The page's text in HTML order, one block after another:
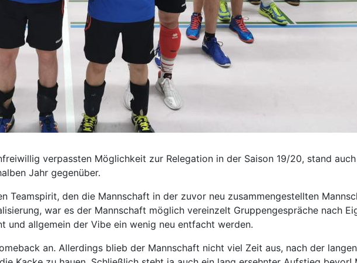
verpassten Möglichkeit zur Relegation in der Saison 19/20, stand
Jahr gegenüber.
Teamspirit, den die Mannschaft in der zuvor neu zusammengestellten
war es der Mannschaft möglich vereinzelt Gruppengespräche nach
allgemein der Vibe ein wenig neu entfacht werden.
an. Allerdings blieb der Mannschaft nicht viel Zeit aus, nach der